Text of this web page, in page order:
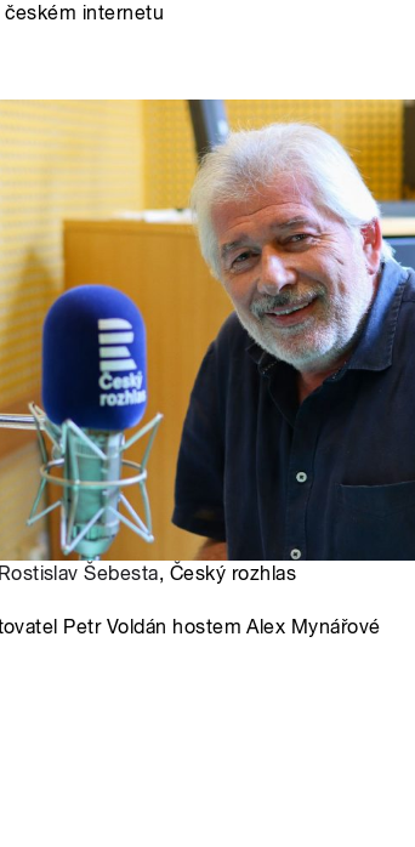
internetu
Rostislav Šebesta, Český rozhlas
Petr Voldán hostem Alex Mynářové